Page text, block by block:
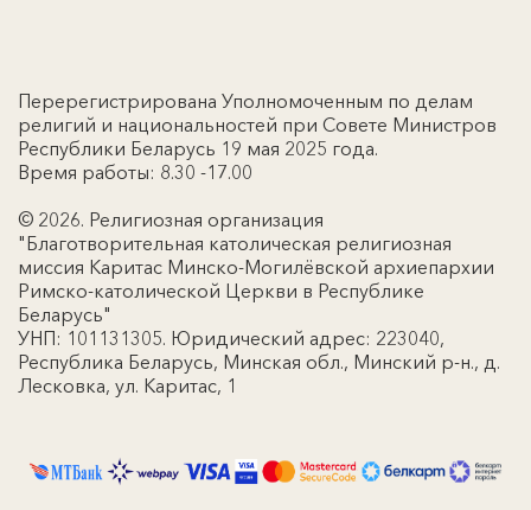
Перерегистрирована Уполномоченным по делам
религий и национальностей при Совете Министров
Республики Беларусь 19 мая 2025 года.
Время работы: 8.30 -17.00
© 2026. Религиозная организация
"Благотворительная католическая религиозная
миссия Каритас Минско-Могилёвской архиепархии
Римско-католической Церкви в Республике
Беларусь"
УНП: 101131305. Юридический адрес: 223040,
Республика Беларусь, Минская обл., Минский р-н., д.
Лесковка, ул. Каритас, 1